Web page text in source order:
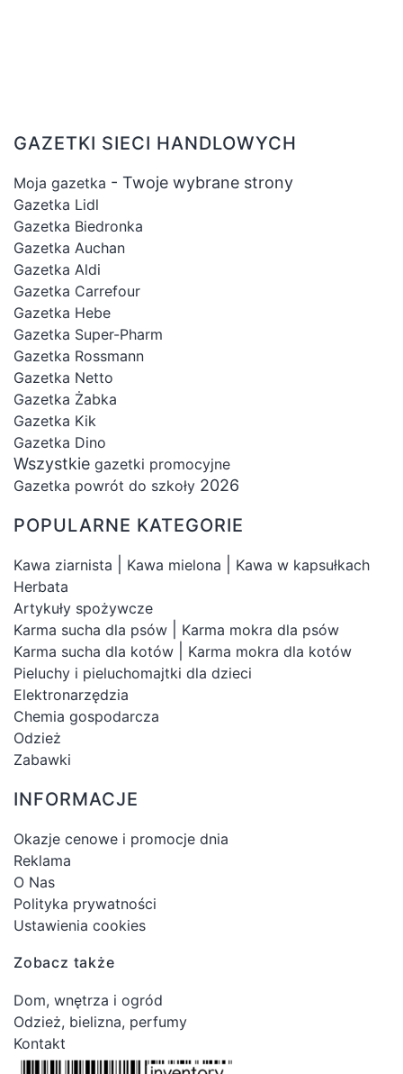
GAZETKI SIECI HANDLOWYCH
Moja gazetka - Twoje wybrane strony
Gazetka Lidl
Gazetka Biedronka
Gazetka Auchan
Gazetka Aldi
Gazetka Carrefour
Gazetka Hebe
Gazetka Super-Pharm
Gazetka Rossmann
Gazetka Netto
Gazetka Żabka
Gazetka Kik
Gazetka Dino
Wszystkie gazetki promocyjne
Gazetka powrót do szkoły 2026
POPULARNE KATEGORIE
Kawa ziarnista Kawa mielona
Kawa w kapsułkach
Herbata
Artykuły spożywcze
Karma sucha dla psów
Karma mokra dla psów
Karma sucha dla kotów
Karma mokra dla kotów
Pieluchy i pieluchomajtki dla dzieci
Elektronarzędzia
Chemia gospodarcza
Odzież
Zabawki
INFORMACJE
Okazje cenowe i promocje dnia
Reklama
O Nas
Polityka prywatności
Ustawienia cookies
Zobacz także
Dom, wnętrza i ogród
Odzież, bielizna, perfumy
Kontakt